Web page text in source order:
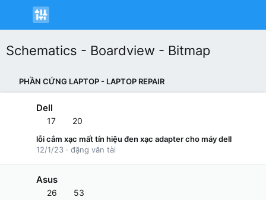
Schematics - Boardview - Bitmap
PHẦN CỨNG LAPTOP - LAPTOP REPAIR
Dell
17 20
lỗi cắm xạc mất tín hiệu đen xạc adapter cho máy dell
12/1/23
đặng văn tài
Asus
26 53